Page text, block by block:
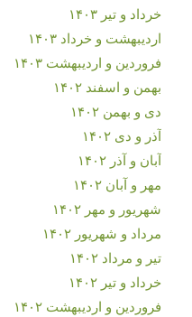
خرداد و تیر ۱۴۰۳
اردیبهشت و خرداد ۱۴۰۳
فروردین و اردیبهشت ۱۴۰۳
بهمن و اسفند ۱۴۰۲
دی و بهمن ۱۴۰۲
آذر و دی ۱۴۰۲
آبان و آذر ۱۴۰۲
مهر و آبان ۱۴۰۲
شهریور و مهر ۱۴۰۲
مرداد و شهریور ۱۴۰۲
تیر و مرداد ۱۴۰۲
خرداد و تیر ۱۴۰۲
فروردین و اردیبهشت ۱۴۰۲